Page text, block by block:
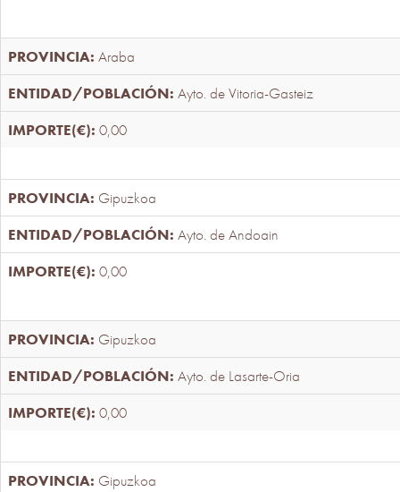
Araba
Ayto. de Vitoria-Gasteiz
0,00
Gipuzkoa
Ayto. de Andoain
0,00
Gipuzkoa
Ayto. de Lasarte-Oria
0,00
Gipuzkoa